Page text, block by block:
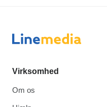
Virksomhed
Om os